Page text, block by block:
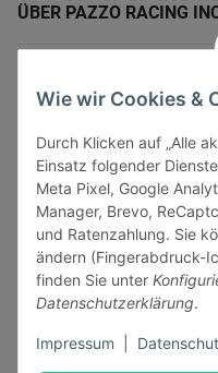
Wie wir Cookies &
Durch Klicken auf „Alle
Einsatz folgender
Meta Pixel, Google
Manager, Brevo,
und Ratenzahlung. Sie
ändern (Fingerabdruck-
finden Sie unter
Datenschutzerklärung.
Impressum
ÜBER PAZZO RACING
GESETZLICHE
Sicher bezahlen via: